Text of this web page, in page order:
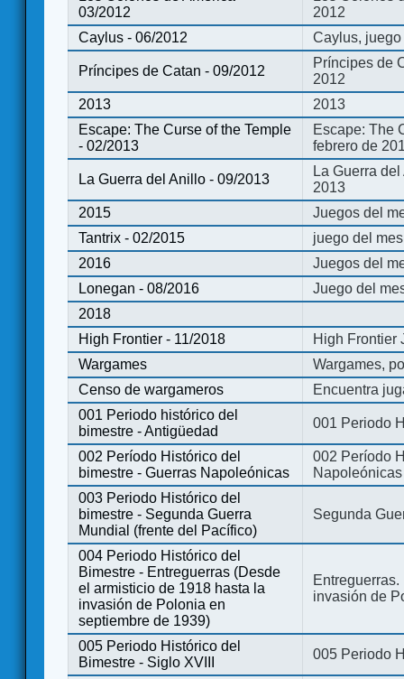
03/2012
2012
Caylus - 06/2012
Caylus,
Príncipes de Catan - 09/2012
Príncipes de
2012
2013
2013
Escape: The Curse of the Temple
- 02/2013
Escape: The
febrero de
La Guerra del Anillo - 09/2013
La Guerra
2013
2015
Juegos del
Tantrix - 02/2015
juego del
2016
Juegos del
Lonegan - 08/2016
Juego del
2018
High Frontier - 11/2018
High Frontier
Wargames
Wargames,
Censo de wargameros
Encuentra
001 Periodo histórico del
bimestre - Antigüedad
001 Periodo
002 Período Histórico del
bimestre - Guerras Napoleónicas
002 Período
Napoleónicas
003 Periodo Histórico del
bimestre - Segunda Guerra
Mundial (frente del Pacífico)
Segunda
004 Periodo Histórico del
Bimestre - Entreguerras (Desde
el armisticio de 1918 hasta la
invasión de Polonia en
septiembre de 1939)
invasión de
005 Periodo Histórico del
Bimestre - Siglo XVIII
005 Periodo